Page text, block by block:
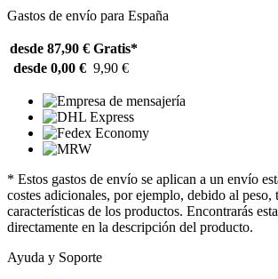
Gastos de envío para España
desde 87,90 € Gratis*
desde 0,00 € 9,90 €
* Estos gastos de envío se aplican a un envío
costes adicionales, por ejemplo, debido al peso,
características de los productos. Encontrarás
directamente en la descripción del producto.
Ayuda y Soporte